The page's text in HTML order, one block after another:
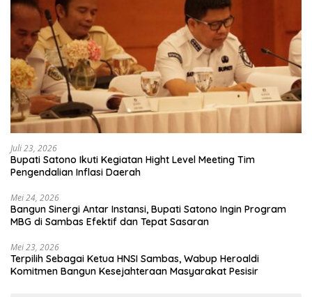
Juli 23, 2026
Bupati Satono Ikuti Kegiatan Hight Level Meeting Tim
Pengendalian Inflasi Daerah
Mei 24, 2026
Bangun Sinergi Antar Instansi, Bupati Satono Ingin Program
MBG di Sambas Efektif dan Tepat Sasaran
Mei 23, 2026
Terpilih Sebagai Ketua HNSI Sambas, Wabup Heroaldi
Komitmen Bangun Kesejahteraan Masyarakat Pesisir